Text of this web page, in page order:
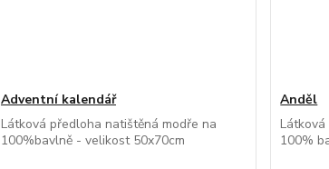
Adventní kalendář
Látková předloha natištěná modře na
100%bavlně - velikost 50x70cm
Anděl
100%